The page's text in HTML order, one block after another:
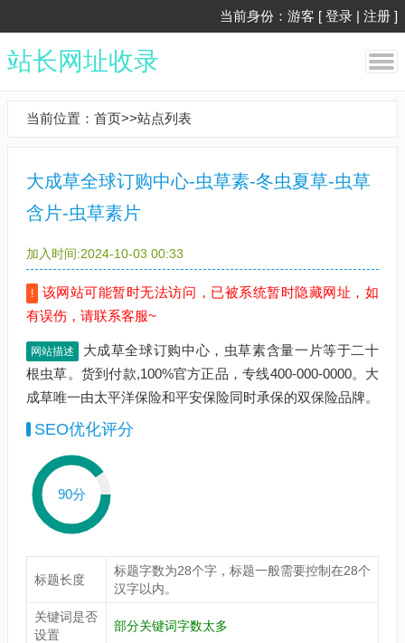
当前身份：游客 [ 登录 | 注册 ]
站长网址收录
当前位置： 首页>>站点列表
大成草全球订购中心-虫草素-冬虫夏草-虫草
含片-虫草素片
加入时间:2024-10-03 00:33
!
该网站可能暂时无法访问，已被系统暂时隐藏网址，如
有误伤，请联系客服~
网站描述
大成草全球订购中心，虫草素含量一片等于二十
根虫草。货到付款,100%官方正品，专线400-000-0000。大
成草唯一由太平洋保险和平安保险同时承保的双保险品牌。
SEO优化评分
90分
标题长度
标题字数为28个字，标题一般需要控制在28个
汉字以内。
关键词是否
设置
部分关键词字数太多